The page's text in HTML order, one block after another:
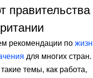
правительства
рекомендации по
для многих
темы, как работа,